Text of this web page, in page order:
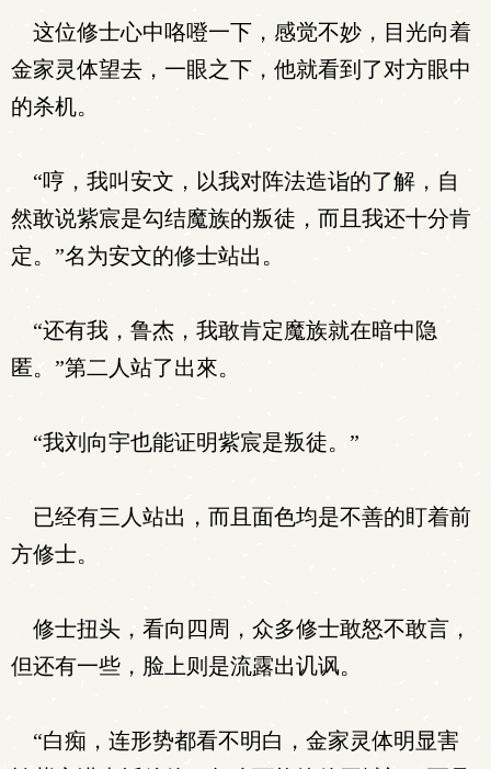
这位修士心中咯噔一下，感觉不妙，目光向着
金家灵体望去，一眼之下，他就看到了对方眼中
的杀机。
“哼，我叫安文，以我对阵法造诣的了解，自
然敢说紫宸是勾结魔族的叛徒，而且我还十分肯
定。”名为安文的修士站出。
“还有我，鲁杰，我敢肯定魔族就在暗中隐
匿。”第二人站了出來。
“我刘向宇也能证明紫宸是叛徒。”
已经有三人站出，而且面色均是不善的盯着前
方修士。
修士扭头，看向四周，众多修士敢怒不敢言，
但还有一些，脸上则是流露出讥讽。
“白痴，连形势都看不明白，金家灵体明显害